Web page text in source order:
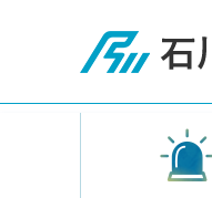
石川県